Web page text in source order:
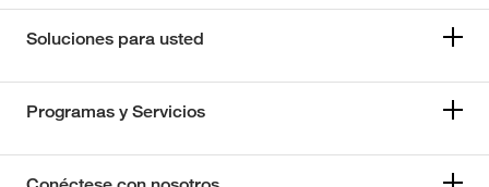
Soluciones para usted
Programas y Servicios